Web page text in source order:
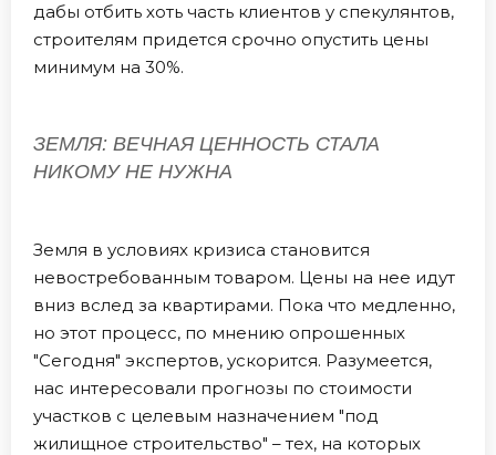
дабы отбить хоть часть клиентов у спекулянтов,
строителям придется срочно опустить цены
минимум на 30%.
ЗЕМЛЯ: ВЕЧНАЯ ЦЕННОСТЬ СТАЛА
НИКОМУ НЕ НУЖНА
Земля в условиях кризиса становится
невостребованным товаром. Цены на нее идут
вниз вслед за квартирами. Пока что медленно,
но этот процесс, по мнению опрошенных
"Сегодня" экспертов, ускорится. Разумеется,
нас интересовали прогнозы по стоимости
участков с целевым назначением "под
жилищное строительство" – тех, на которых